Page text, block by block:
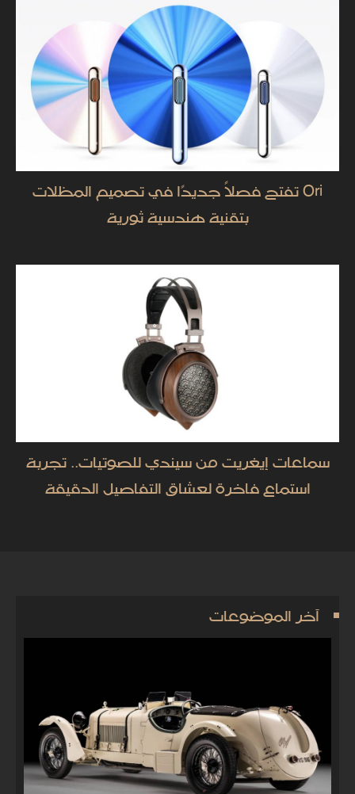
Ori تفتح فصلاً جديدًا في تصميم المظلات
بتقنية هندسية ثورية
سماعات إيغريت من سيندي للصوتيات.. تجربة
استماع فاخرة لعشاق التفاصيل الدقيقة
آخر الموضوعات